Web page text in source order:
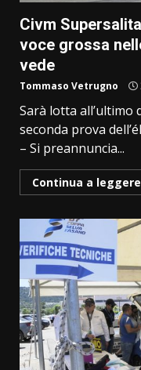
Civm
voce grossa
vede
Tommaso Vetrugno
Sarà lotta all’ultimo
seconda prova
– Si preannuncia...
Continua a leggere